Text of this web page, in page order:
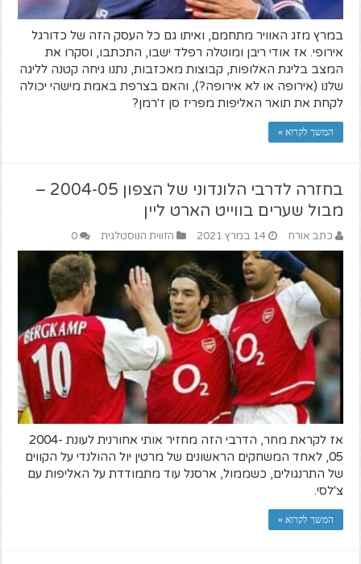
במרץ מזג האוויר מתחמם, ואיתו גם כל העסק הזה של כדורגל
אירופי. אז אודי ריבן ומוטלה רפלד ישבו, התכתבו, וסקרו את
המצב בליגת האלופות, קבוצות מאכזבות, נתנו גיחה קטנה לליגה
שלנו (אירופה או לא אירופה?), והאם בצרפת באמת מישהי יכולה
לקחת את תואר האליפות מפריז סן ז'רמן?
המשך לקרוא »
בחזרה לדרבי הלונדוני של הצפון 2004-05 –
מבול שערים בווייט הארט ליין
כתב אורח 14 במרץ 2021 הזווית הנוסטלגית 0
אז לקראת מחר, הדרבי הזה מחזיר אותי אחורנית לעונת 2004-
05, לאחד המשחקים הראשונים של מרטין יול ההולנדי על הקווים
של התרנגולים, כשממול, ארסנל עוד מתמודדת על האליפות עם
צ'לסי.
המשך לקרוא »